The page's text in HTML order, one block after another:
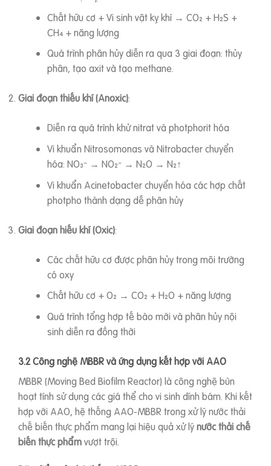
Chất hữu cơ + Vi sinh vật kỵ khí → CO₂ + H₂S +
CH₄ + năng lượng
Quá trình phân hủy diễn ra qua 3 giai đoạn: thủy
phân, tạo axit và tạo methane.
Giai đoạn thiếu khí (Anoxic):
Diễn ra quá trình khử nitrat và photphorit hóa
Vi khuẩn Nitrosomonas và Nitrobacter chuyển
hóa: NO₃⁻ → NO₂⁻ → N₂O → N₂↑
Vi khuẩn Acinetobacter chuyển hóa các hợp chất
photpho thành dạng dễ phân hủy
Giai đoạn hiếu khí (Oxic):
Các chất hữu cơ được phân hủy trong môi trường
có oxy
Chất hữu cơ + O₂ → CO₂ + H₂O + năng lượng
Quá trình tổng hợp tế bào mới và phân hủy nội
sinh diễn ra đồng thời
3.2 Công nghệ MBBR và ứng dụng kết hợp với AAO
MBBR (Moving Bed Biofilm Reactor) là công nghệ bùn
hoạt tính sử dụng các giá thể cho vi sinh dính bám. Khi kết
hợp với AAO, hệ thống AAO-MBBR trong xử lý nước thải
chế biến thực phẩm mang lại hiệu quả xử lýnước thải chế
biến thực phẩmvượt trội.